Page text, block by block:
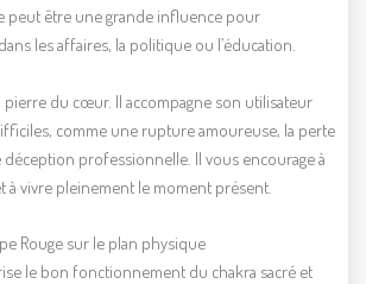
peut être une grande influence pour
les affaires, la politique ou l’éducation.
pierre du cœur. Il accompagne son utilisateur
comme une rupture amoureuse, la perte
professionnelle. Il vous encourage à
à vivre pleinement le moment présent.
Rouge sur le plan physique
le bon fonctionnement du chakra sacré et